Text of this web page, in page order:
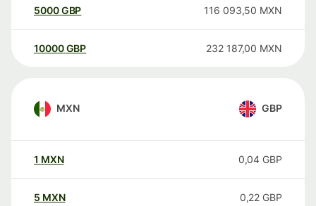
5000GBP 116 093,50 MXN
10000 GBP 232 187,00 MXN
MXN GBP
1 MXN 0,04 GBP
5 MXN 0,22 GBP